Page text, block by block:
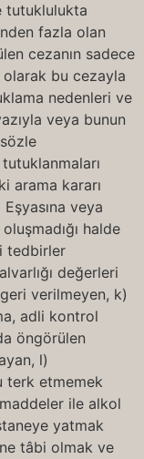
tutuklulukta
fazla olan
cezanın sadece
olarak bu cezayla
nedenleri ve
veya bunun
arama kararı
veya
halde
tedbirler
değerleri
geri verilmeyen, k)
adli kontrol
öngörülen
l)
terk etmemek
ile alkol
yatmak
tâbi olmak ve